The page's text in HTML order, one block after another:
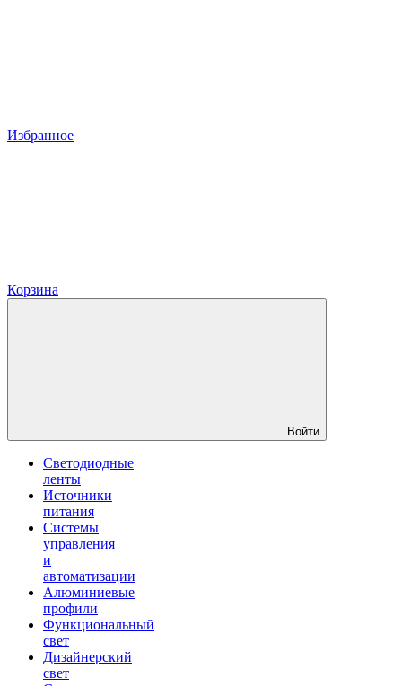
Избранное
Корзина
Войти
Светодиодные
ленты
Источники
питания
Системы
управления
и
автоматизации
Алюминиевые
профили
Функциональный
свет
Дизайнерский
свет